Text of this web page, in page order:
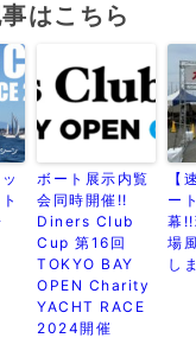
はこちら
ボート展示内覧
会同時開催!!
Diners Club
Cup 第16回
TOKYO BAY
OPEN Charity
YACHT RACE
2024開催
【
ー
幕!!
場
し